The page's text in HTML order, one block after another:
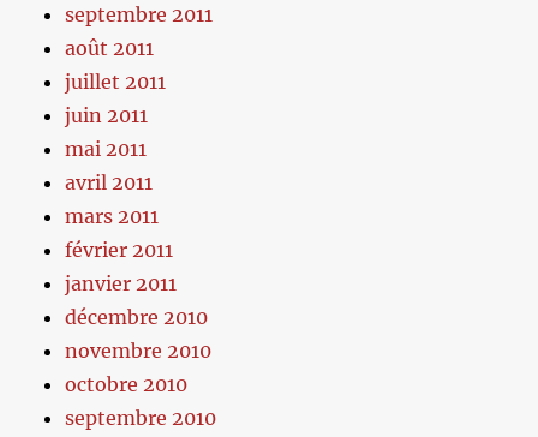
septembre 2011
août 2011
juillet 2011
juin 2011
mai 2011
avril 2011
mars 2011
février 2011
janvier 2011
décembre 2010
novembre 2010
octobre 2010
septembre 2010